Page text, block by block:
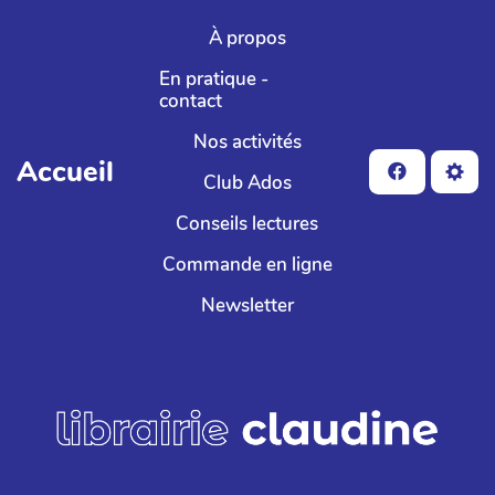
Aller au contenu principal
Accueil
À propos
En pratique -
contact
Nos activités
Club Ados
Conseils lectures
Commande en ligne
Newsletter